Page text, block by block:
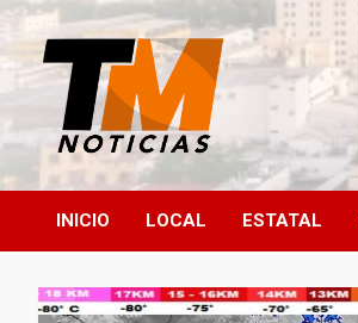
Saltar
contenido
TM Noticias
TM Noticias
INICIO LOCAL ESTATAL